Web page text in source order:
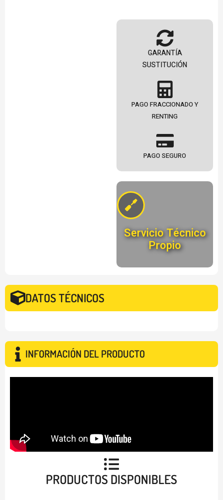
GARANTÍA
SUSTITUCIÓN
PAGO FRACCIONADO Y
RENTING
PAGO SEGURO
Servicio Técnico
Propio
DATOS TÉCNICOS
INFORMACIÓN DEL PRODUCTO
PRODUCTOS DISPONIBLES